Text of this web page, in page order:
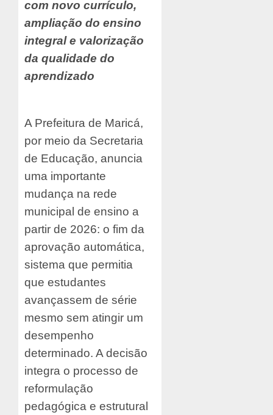
com novo currículo,
ampliação do ensino
integral e valorização
da qualidade do
aprendizado
A Prefeitura de Maricá,
por meio da Secretaria
de Educação, anuncia
uma importante
mudança na rede
municipal de ensino a
partir de 2026: o fim da
aprovação automática,
sistema que permitia
que estudantes
avançassem de série
mesmo sem atingir um
desempenho
determinado. A decisão
integra o processo de
reformulação
pedagógica e estrutural